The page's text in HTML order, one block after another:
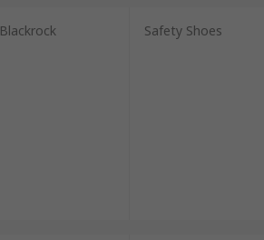
Blackrock Safety Shoes